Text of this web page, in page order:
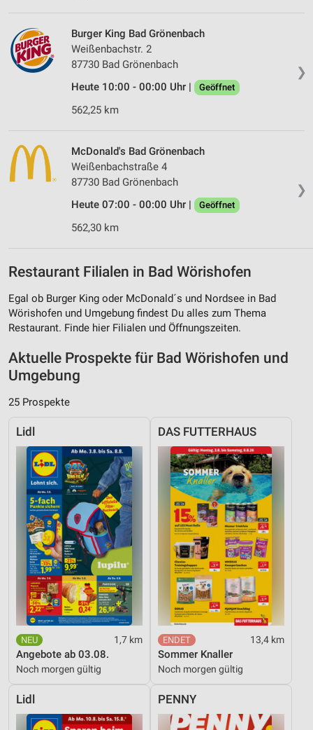
❯
Burger King Bad Grönenbach
Weißenbachstr. 2
87730 Bad Grönenbach
Heute 10:00 - 00:00 Uhr |
Geöffnet
562,25 km
❯
McDonald's Bad Grönenbach
Weißenbachstraße 4
87730 Bad Grönenbach
Heute 07:00 - 00:00 Uhr |
Geöffnet
562,30 km
Restaurant Filialen in Bad Wörishofen
Egal ob Burger King oder McDonald´s und Nordsee in Bad
Wörishofen und Umgebung findest Du alles zum Thema
Restaurant. Finde hier Filialen und Öffnungszeiten.
Aktuelle Prospekte für Bad Wörishofen und
Umgebung
25 Prospekte
Lidl
1,7 km
Angebote ab 03.08.
Noch morgen gültig
DAS FUTTERHAUS
13,4 km
Sommer Knaller
Noch morgen gültig
Lidl PENNY